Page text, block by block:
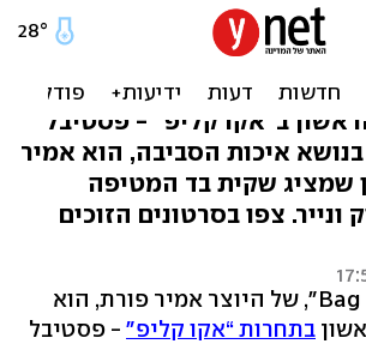
הקורעת: סוף
ב“אקו קליפ" - פסטיבל
בנושא איכות הסביבה, הוא אמיר
שמציג שקית בד המטיפה
צפו בסרטונים הזוכים
הקליפ "Bag For Life", של היוצר אמיר פורת, הוא
בתחרות “אקו קליפ" - פסטיבל